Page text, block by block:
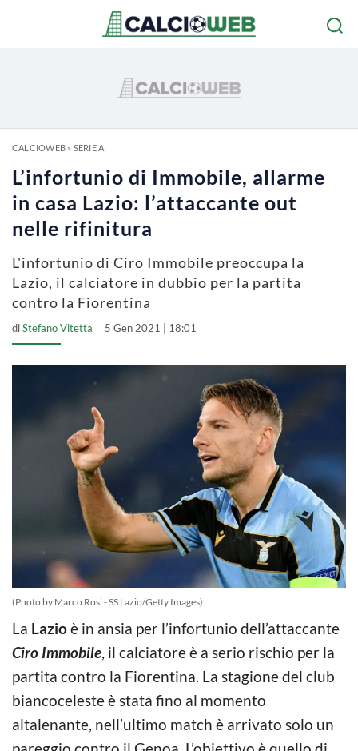
CALCIOWEB» SERIE A
L’infortunio di Immobile, allarme
in casa Lazio: l’attaccante out
nelle rifinitura
L'infortunio di Ciro Immobile preoccupa la
Lazio, il calciatore in dubbio per la partita
contro la Fiorentina
diStefano Vitetta 5 Gen 2021 | 18:01
(Photo by Marco Rosi - SS Lazio/Getty Images)
La Lazioè in ansia per l’infortunio dell’attaccante
Ciro Immobile, il calciatore è a serio rischio per la
partita contro la Fiorentina. La stagione del club
biancoceleste è stata fino al momento
altalenante, nell’ultimo match è arrivato solo un